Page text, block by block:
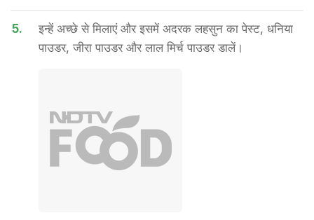
5.
इन्हें अच्छे से मिलाएं और इसमें अदरक लहसुन का पेस्ट, धनिया
पाउडर, जीरा पाउडर और लाल मिर्च पाउडर डालें।